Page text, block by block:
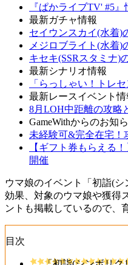
『ぱかライブTV' #5
最新ガチャ情報
セイウンスカイ(水着)
メジロブライト(水着)
キセキ(SSRスタミナ)
最新シナリオ情報
「らっしゃい！トレ
最新レースイベント情
8月LOH中距離の攻略
GameWithからのお知
未経験可&完全在宅！
【ギフト券もらえる
開催
ウマ娘のイベント「初詣(
効果、対象のウマ娘や獲得
ントも掲載しているので、
目次